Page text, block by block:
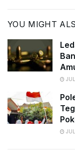
YOU MIGHT